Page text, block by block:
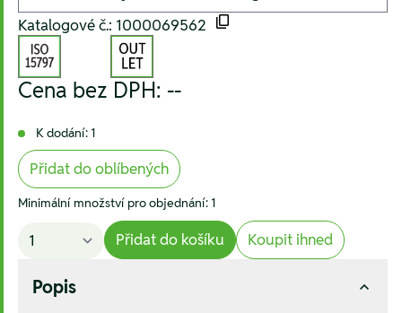
Katalogové č.: 1000069562
Cena bez DPH: --
K dodání: 1
Přidat do oblíbených
Minimální množství pro objednání: 1
Přidat do košíku Koupit ihned
Popis